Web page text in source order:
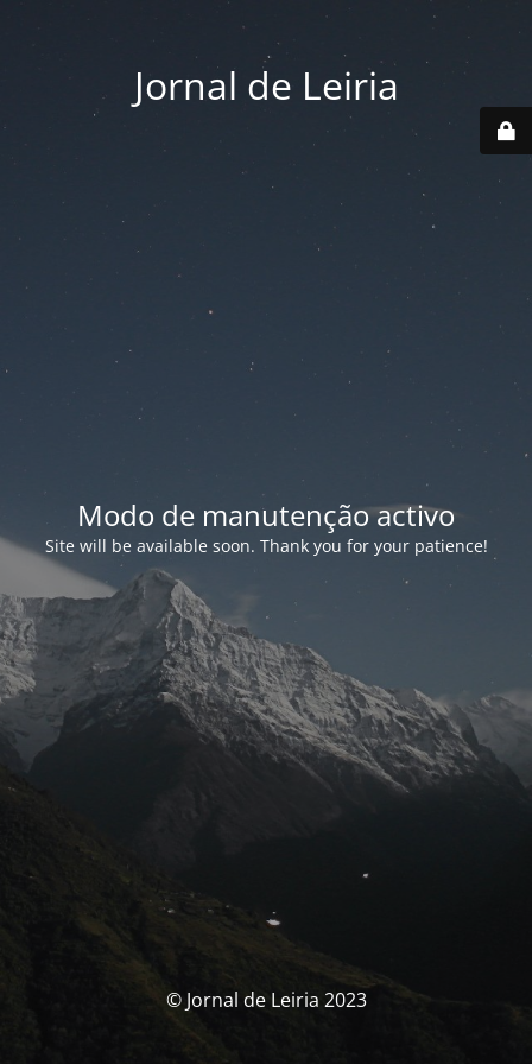
Jornal de Leiria
Modo de manutenção activo
Site will be available soon. Thank you for your patience!
© Jornal de Leiria 2023